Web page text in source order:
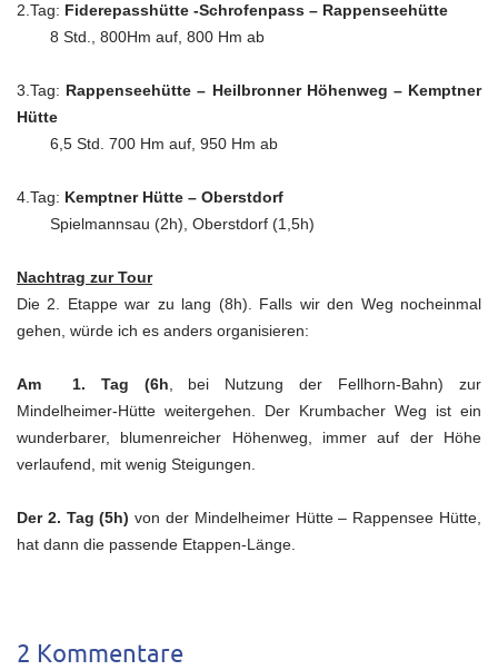
2.Tag: Fiderepasshütte -Schrofenpass – Rappenseehütte
8 Std., 800Hm auf, 800 Hm ab
3.Tag: Rappenseehütte – Heilbronner Höhenweg – Kemptner
Hütte
6,5 Std. 700 Hm auf, 950 Hm ab
4.Tag: Kemptner Hütte – Oberstdorf
Spielmannsau (2h), Oberstdorf (1,5h)
Nachtrag zur Tour
Die 2. Etappe war zu lang (8h). Falls wir den Weg nocheinmal
gehen, würde ich es anders organisieren:
Am 1. Tag (6h , bei Nutzung der Fellhorn-Bahn) zur
Mindelheimer-Hütte weitergehen. Der Krumbacher Weg ist ein
wunderbarer, blumenreicher Höhenweg, immer auf der Höhe
verlaufend, mit wenig Steigungen.
Der 2. Tag (5h) von der Mindelheimer Hütte – Rappensee Hütte,
hat dann die passende Etappen-Länge.
2 Kommentare